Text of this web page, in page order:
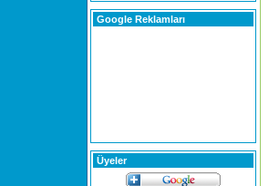
Google Reklamları
Üyeler